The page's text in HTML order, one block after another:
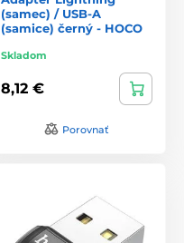
(samec) / USB-A
(samice) černý - HOCO
Skladom
8,12 €
Porovnať